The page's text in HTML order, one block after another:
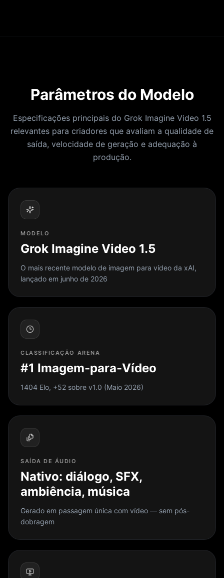
Parâmetros do Modelo
Especificações principais do Grok Imagine Video 1.5
relevantes para criadores que avaliam a qualidade de
saída, velocidade de geração e adequação à
produção.
MODELO
Grok Imagine Video 1.5
O mais recente modelo de imagem para vídeo da xAI,
lançado em junho de 2026
CLASSIFICAÇÃO ARENA
#1 Imagem-para-Vídeo
1404 Elo, +52 sobre v1.0 (Maio 2026)
SAÍDA DE ÁUDIO
Nativo: diálogo, SFX,
ambiência, música
Gerado em passagem única com vídeo — sem pós-
dobragem